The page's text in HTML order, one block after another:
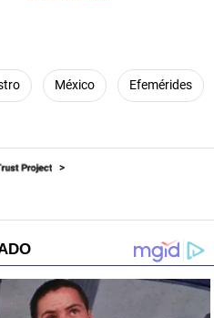
México Efemérides